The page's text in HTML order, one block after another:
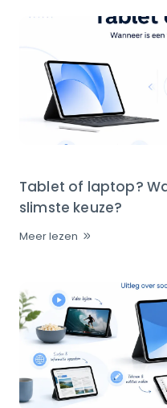
Tablet of laptop?
slimste keuze?
Meer lezen